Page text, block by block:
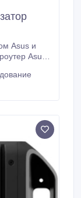
Asus и
Asus
RT-